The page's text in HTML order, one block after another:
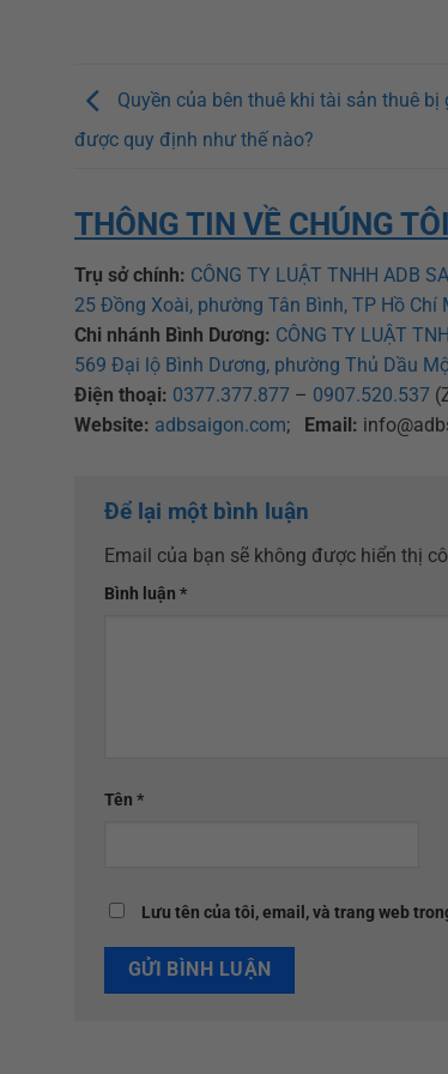
Quyền của bên thuê khi tài sản thuê
được quy định như thế nào?
THÔNG TIN VỀ CHÚNG
Trụ sở chính: CÔNG TY LUẬT TNHH ADB
25 Đồng Xoài, phường Tân Bình, TP Hồ Chí
Chi nhánh Bình Dương: CÔNG TY LUẬT
569 Đại lộ Bình Dương, phường Thủ Dầu
Điện thoại: 0377.377.877 – 0907.520.537
Website: adbsaigon.com; Email:
Để lại một bình luận
Email của bạn sẽ không được hiển thị
Bình luận *
Tên *
Lưu tên của tôi, email, và trang web